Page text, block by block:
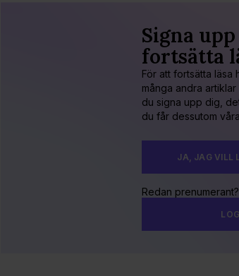
Signa
fortsätta
För att fortsätta läsa
många andra
du signa upp dig,
du får dessutom
JA, JAG VILL
Redan prenumerant?